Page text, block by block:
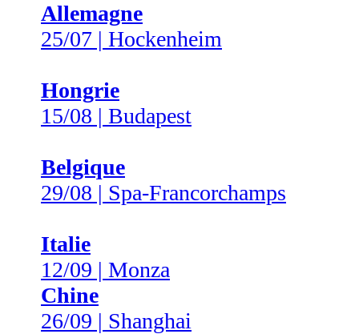
Allemagne
25/07 | Hockenheim
Hongrie
15/08 | Budapest
Belgique
29/08 | Spa-Francorchamps
Italie
12/09 | Monza
Chine
26/09 | Shanghai